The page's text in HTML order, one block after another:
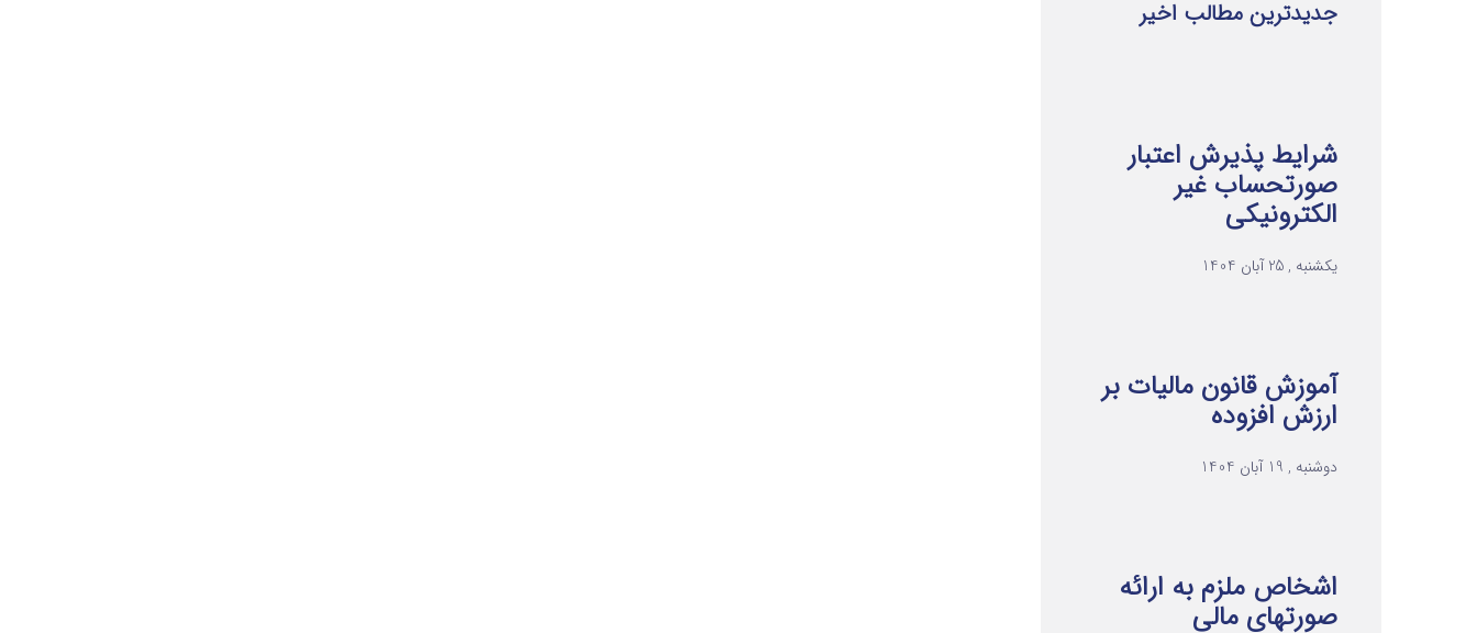
جدیدترین مطالب اخیر
شرایط پذیرش اعتبار
صورتحساب غیر
الکترونیکی
یکشنبه , 25 آبان 1404
آموزش قانون مالیات بر
ارزش افزوده
دوشنبه , 19 آبان 1404
اشخاص ملزم به ارائه
صورتهای مالی